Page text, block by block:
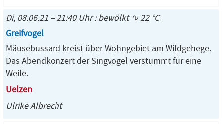
Di, 08.06.21 – 21:40 Uhr : bewölkt ∿ 22 °C
Greifvogel
Mäusebussard kreist über Wohngebiet am Wildgehege.
Das Abendkonzert der Singvögel verstummt für eine
Weile.
Uelzen
Ulrike Albrecht